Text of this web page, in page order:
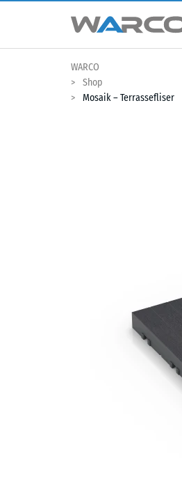
WARCO
Shop
Mosaik – Terrassefliser